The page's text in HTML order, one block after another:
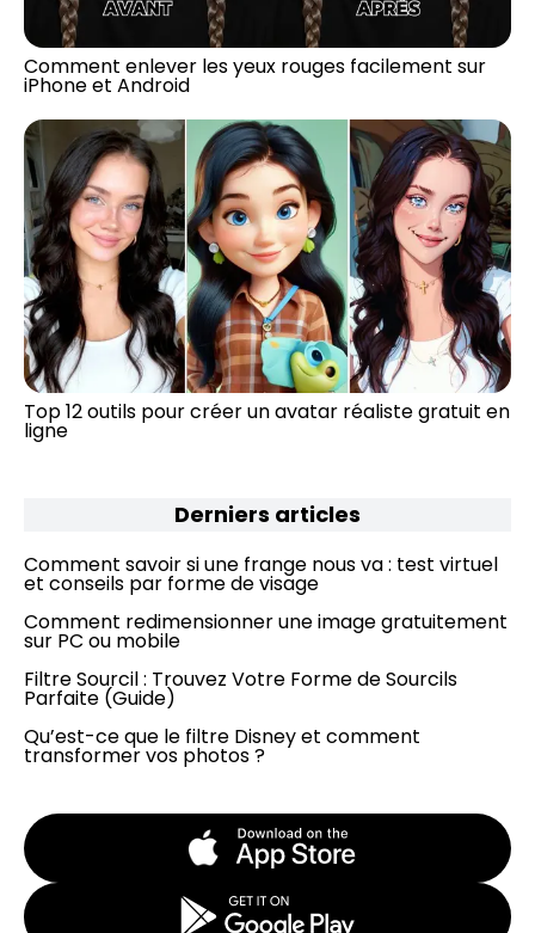
Comment enlever les yeux rouges facilement sur
iPhone et Android
Top 12 outils pour créer un avatar réaliste gratuit en
ligne
Derniers articles
Comment savoir si une frange nous va : test virtuel
et conseils par forme de visage
Comment redimensionner une image gratuitement
sur PC ou mobile
Filtre Sourcil : Trouvez Votre Forme de Sourcils
Parfaite (Guide)
Qu’est-ce que le filtre Disney et comment
transformer vos photos ?